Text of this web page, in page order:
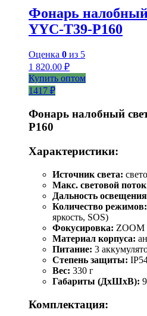
Фонарь
YYC-T39-P160
Оценка 0 из 5
1 820.00 ₽
Купить оптом
1417 ₽
Фонарь налобный
P160
Характеристики:
Источник света:
Макс. световой
Дальность
Количество режимов:
яркость, SOS)
Фокусировка: ZOOM
Материал корпуса:
Питание: 3
Степень защиты:
Вес: 330 г
Габариты (ДхШхВ):
Комплектация: